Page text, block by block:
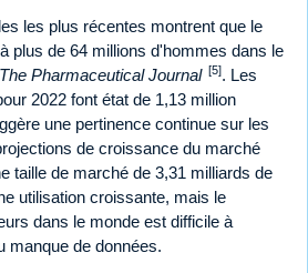
les plus récentes montrent que le
plus de 64 millions d'hommes dans le
The Pharmaceutical Journal [5]. Les
2022 font état de 1,13 million
une pertinence continue sur les
de croissance du marché
taille de marché de 3,31 milliards de
utilisation croissante, mais le
dans le monde est difficile à
manque de données.